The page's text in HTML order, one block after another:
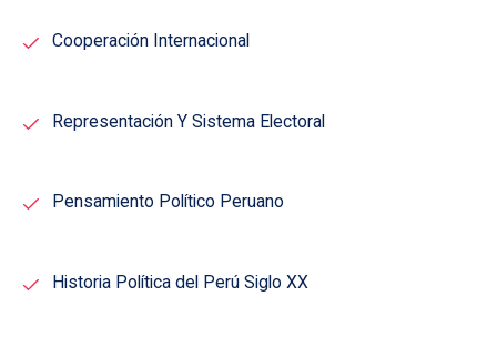
Cooperación Internacional
Representación Y Sistema Electoral
Pensamiento Político Peruano
Historia Política del Perú Siglo XX